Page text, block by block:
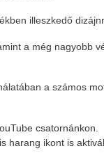
illeszkedő
a még nagyobb
a számos
csatornánkon
harang ikont is